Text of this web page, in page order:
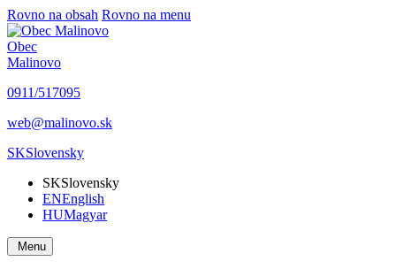
Rovno na obsah Rovno na menu
Obec
Malinovo
0911/517095
web@malinovo.sk
SKSlovensky
SKSlovensky
ENEnglish
HUMagyar
Menu